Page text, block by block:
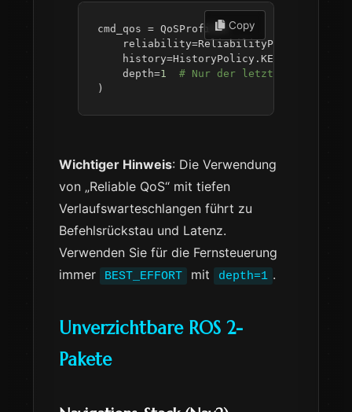
Copy
cmd_qos = QoSProfile(
    reliability
=ReliabilityPolicy
    history
=HistoryPolicy . KEEP_LAST
    depth
=1
# Nur der letzte Befehl
)
Wichtiger Hinweis: Die Verwendung
von „Reliable QoS“ mit tiefen
Verlaufswarteschlangen führt zu
Befehlsrückstau und Latenz.
Verwenden Sie für die Fernsteuerung
immer
BEST_EFFORT mit depth=1 .
Unverzichtbare ROS 2-
Pakete